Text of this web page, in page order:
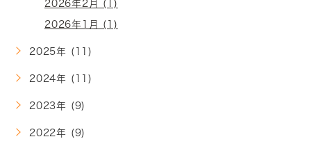
2026年2月 (1)
2026年1月 (1)
2025年 (11)
2024年 (11)
2023年 (9)
2022年 (9)